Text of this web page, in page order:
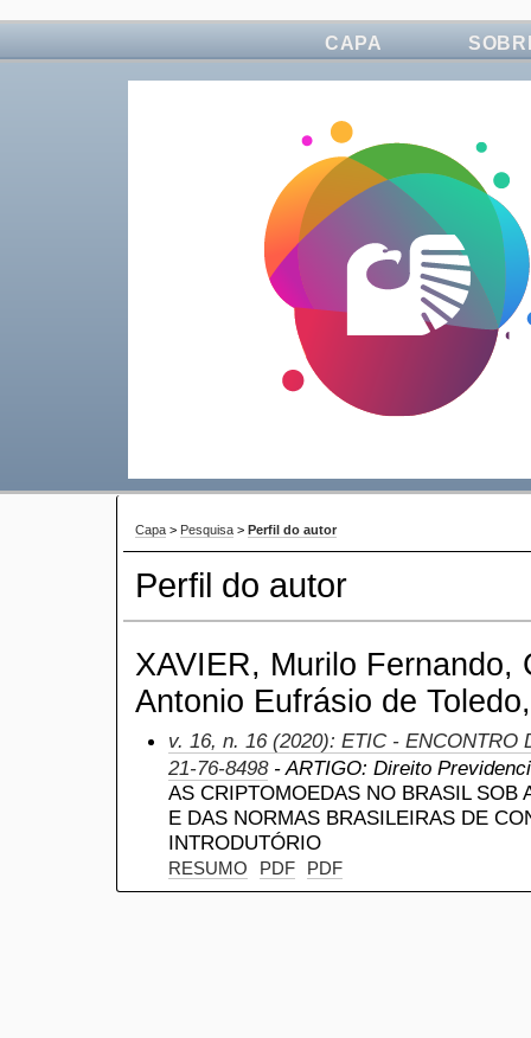
CAPA
Capa > Pesquisa > Perfil do autor
Perfil do autor
XAVIER, Murilo Fernando,
Antonio Eufrásio de
v. 16, n. 16 (2020): ETIC - ENCONTRO
21-76-8498- ARTIGO: Direito
AS CRIPTOMOEDAS NO BRASIL SOB
E DAS NORMAS BRASILEIRAS DE
INTRODUTÓRIO
RESUMO PDF PDF